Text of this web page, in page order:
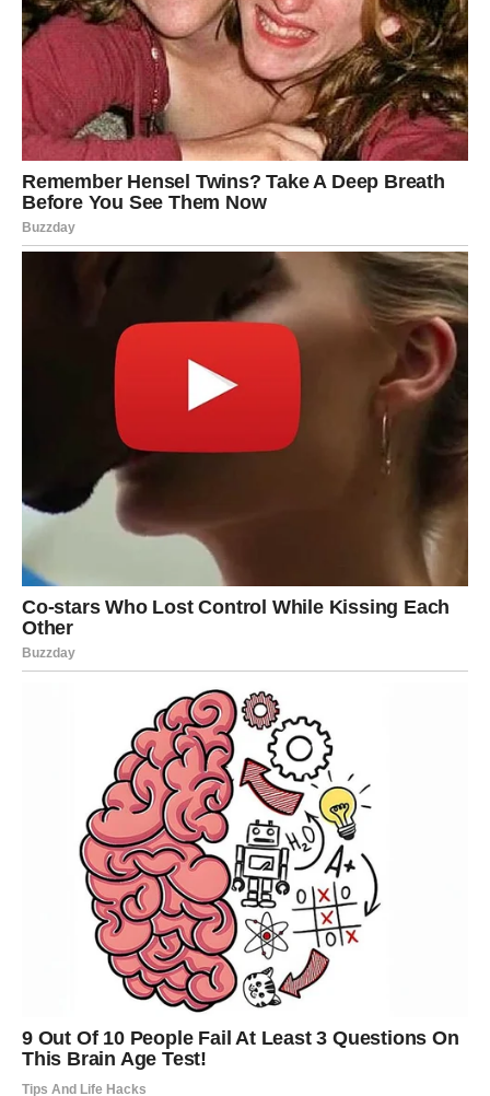
Pred vama su veoma snažni i uspješni trenuci.
STRIJELAC
Nova energija donosi vam spontane događaje i mnogo
pozitivnih emocija.
Jedna osoba sada vam vraća vjeru da život može biti
Sreća vam dolazi neočekivano
Pred vama su veoma uzbudljivi trenuci.
Jarčevi konačno ulaze u mnogo stabilniji i sretniji period
života.
Poslije mnogo rada i odricanja dolazi osjećaj sigurnosti i
velikog zadovoljstva.
Život vam vraća ravnotežu i mir
Pred vama su veoma važni trenuci sreće.
VODOLIJA
Zvijezde vam donose neočekivanu priliku ili vijest koja bi
vam mogla potpuno promijeniti budućnost.
Jedna želja sada postaje stvarnost.
Veliko iznenađenje ulazi u vaš život
Pred vama su veoma posebni trenuci.